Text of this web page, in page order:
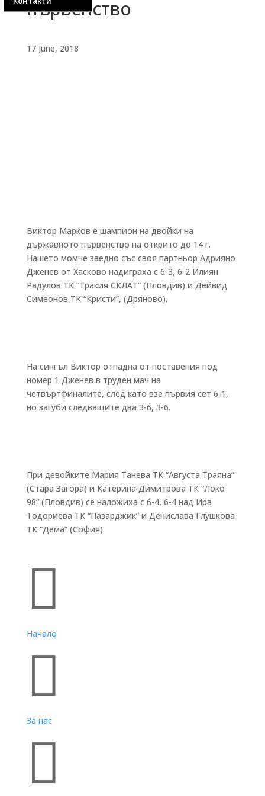
първенство
17 June, 2018
Виктор Марков е шампион на двойки на
държавното първенство на открито до 14 г.
Нашето момче заедно със своя партньор Адрияно
Дженев от Хасково надиграха с 6-3, 6-2 Илиян
Радулов ТК “Тракия СКЛАТ” (Пловдив) и Дейвид
Симеонов ТК “Кристи”, (Дряново).
На сингъл Виктор отпадна от поставения под
номер 1 Дженев в труден мач на
четвъртфиналите, след като взе първия сет 6-1,
но загуби следващите два 3-6, 3-6.
При девойките Мария Танева ТК “Августа Траяна”
(Стара Загора) и Катерина Димитрова ТК “Локо
98” (Пловдив) се наложиха с 6-4, 6-4 над Ира
Тодориева ТК “Пазарджик” и Денислава Глушкова
ТК “Дема” (София).

Начало

За нас
